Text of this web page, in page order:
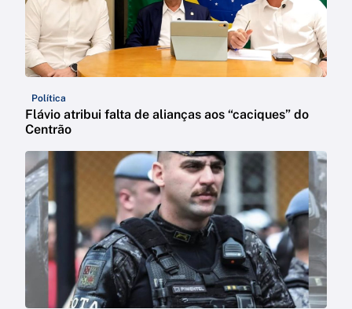
Política
Flávio atribui falta de alianças aos “caciques” do
Centrão